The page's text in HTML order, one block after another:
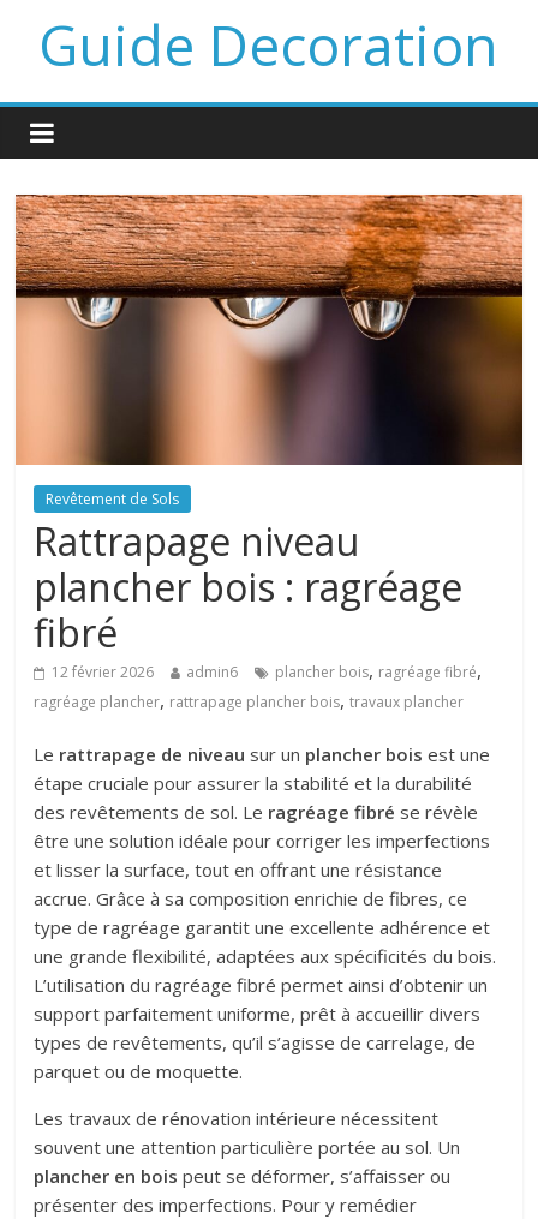
Guide Decoration
Revêtement de Sols
Rattrapage niveau
plancher bois : ragréage
fibré
12 février 2026 admin6 plancher bois, ragréage fibré,
ragréage plancher, rattrapage plancher bois,travaux plancher
Le rattrapage de niveau sur un plancher bois est une
étape cruciale pour assurer la stabilité et la durabilité
des revêtements de sol. Le ragréage fibré se révèle
être une solution idéale pour corriger les imperfections
et lisser la surface, tout en offrant une résistance
accrue. Grâce à sa composition enrichie de fibres, ce
type de ragréage garantit une excellente adhérence et
une grande flexibilité, adaptées aux spécificités du bois.
L’utilisation du ragréage fibré permet ainsi d’obtenir un
support parfaitement uniforme, prêt à accueillir divers
types de revêtements, qu’il s’agisse de carrelage, de
parquet ou de moquette.
Les travaux de rénovation intérieure nécessitent
souvent une attention particulière portée au sol. Un
plancher en bois peut se déformer, s’affaisser ou
présenter des imperfections. Pour y remédier